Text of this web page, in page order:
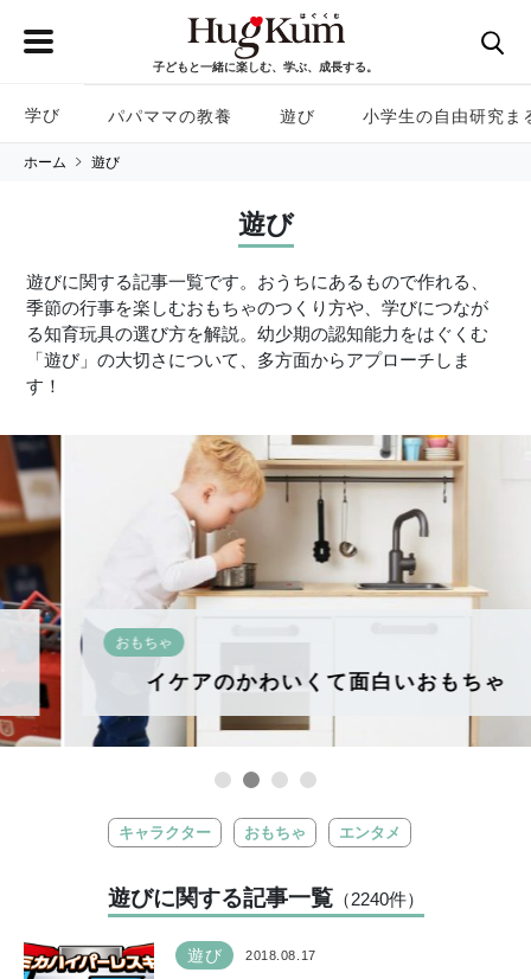
子どもと一緒に楽しむ、学ぶ、成長する。
学び パパママの教養 遊び 小学生の自由研究ま
ホーム 遊び
遊び
遊びに関する記事一覧です。おうちにあるもので作れる、
季節の行事を楽しむおもちゃのつくり方や、学びにつなが
る知育玩具の選び方を解説。幼少期の認知能力をはぐくむ
「遊び」の大切さについて、多方面からアプローチしま
す！
イケアのかわいくて面白いおもちゃ
おもちゃ
キャラクター おもちゃ エンタメ
遊びに関する記事一覧（2240件）
遊び 2018.08.17